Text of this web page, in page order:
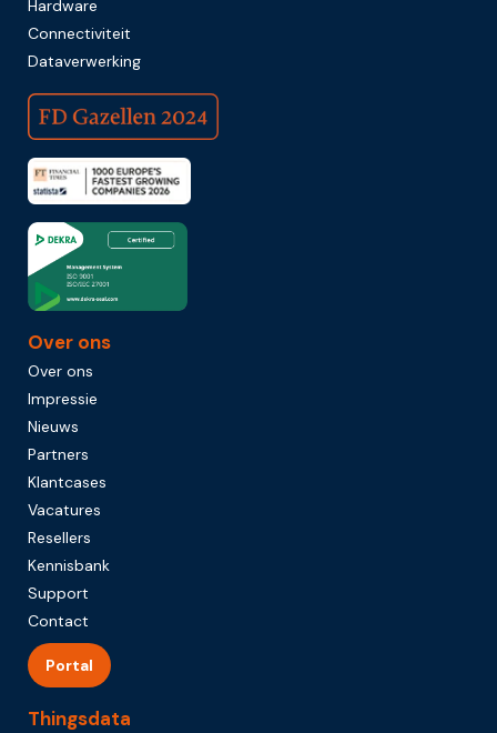
Hardware
Connectiviteit
Dataverwerking
Over ons
Over ons
Impressie
Nieuws
Partners
Klantcases
Vacatures
Resellers
Kennisbank
Support
Contact
Portal
Thingsdata